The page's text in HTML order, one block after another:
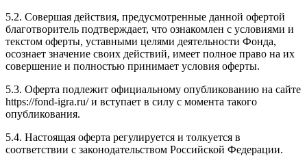
5.2. Совершая действия, предусмотренные данной офертой
благотворитель подтверждает, что ознакомлен с условиями и
текстом оферты, уставными целями деятельности Фонда,
осознает значение своих действий, имеет полное право на их
совершение и полностью принимает условия оферты.
5.3. Оферта подлежит официальному опубликованию на сайте
https://fond-igra.ru/ и вступает в силу с момента такого
опубликования.
5.4. Настоящая оферта регулируется и толкуется в
соответствии с законодательством Российской Федерации.